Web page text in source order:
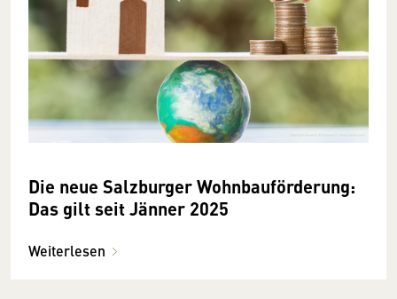
Die neue Salzburger Wohnbauförderung:
Das gilt seit Jänner 2025
Weiterlesen